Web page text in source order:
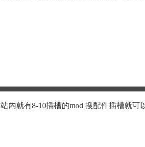
站内就有8-10插槽的mod 搜配件插槽就可